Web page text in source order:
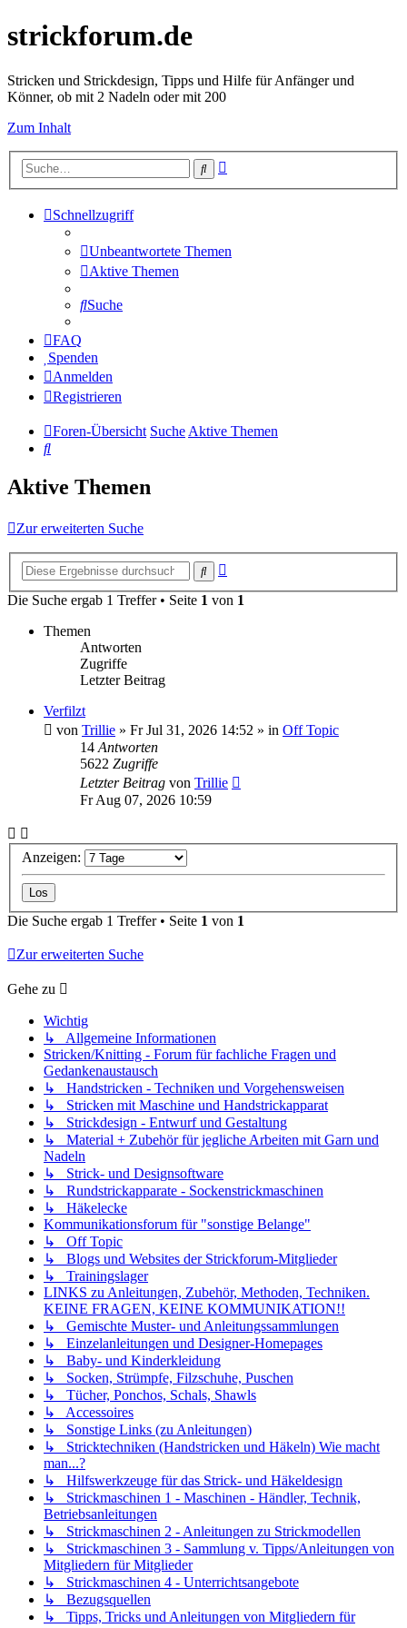
strickforum.de
Stricken und Strickdesign, Tipps und Hilfe für Anfänger und
Könner, ob mit 2 Nadeln oder mit 200
Zum Inhalt
Suche
Schnellzugriff
Unbeantwortete Themen
Aktive Themen
Suche
FAQ
Spenden
Anmelden
Registrieren
Foren-Übersicht SucheAktive Themen
Suche
Aktive Themen
Zur erweiterten Suche
Suche
Die Suche ergab 1 Treffer • Seite 1 von 1
Themen
Antworten
Zugriffe
Letzter Beitrag
Verfilzt
von Trillie » Fr Jul 31, 2026 14:52 » in Off Topic
14 Antworten
5622 Zugriffe
Letzter Beitrag von Trillie
Fr Aug 07, 2026 10:59
Anzeigen:
Die Suche ergab 1 Treffer • Seite 1 von 1
Zur erweiterten Suche
Gehe zu
Wichtig
↳ Allgemeine Informationen
Stricken/Knitting - Forum für fachliche Fragen und
Gedankenaustausch
↳ Handstricken - Techniken und Vorgehensweisen
↳ Stricken mit Maschine und Handstrickapparat
↳ Strickdesign - Entwurf und Gestaltung
↳ Material + Zubehör für jegliche Arbeiten mit Garn und
Nadeln
↳ Strick- und Designsoftware
↳ Rundstrickapparate - Sockenstrickmaschinen
↳ Häkelecke
Kommunikationsforum für "sonstige Belange"
↳ Off Topic
↳ Blogs und Websites der Strickforum-Mitglieder
↳ Trainingslager
LINKS zu Anleitungen, Zubehör, Methoden, Techniken.
KEINE FRAGEN, KEINE KOMMUNIKATION!!
↳ Gemischte Muster- und Anleitungssammlungen
↳ Einzelanleitungen und Designer-Homepages
↳ Baby- und Kinderkleidung
↳ Socken, Strümpfe, Filzschuhe, Puschen
↳ Tücher, Ponchos, Schals, Shawls
↳ Accessoires
↳ Sonstige Links (zu Anleitungen)
↳ Stricktechniken (Handstricken und Häkeln) Wie macht
man...?
↳ Hilfswerkzeuge für das Strick- und Häkeldesign
↳ Strickmaschinen 1 - Maschinen - Händler, Technik,
Betriebsanleitungen
↳ Strickmaschinen 2 - Anleitungen zu Strickmodellen
↳ Strickmaschinen 3 - Sammlung v. Tipps/Anleitungen von
Mitgliedern für Mitglieder
↳ Strickmaschinen 4 - Unterrichtsangebote
↳ Bezugsquellen
↳ Tipps, Tricks und Anleitungen von Mitgliedern für